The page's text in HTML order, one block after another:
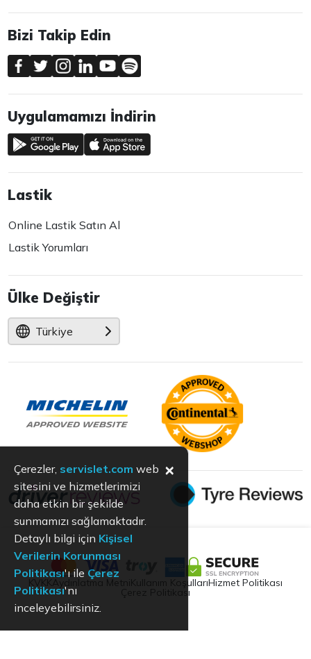
Bizi Takip Edin
Uygulamamızı İndirin
Lastik
Online Lastik Satın Al
Lastik Yorumları
Ülke Değiştir
Türkiye
Aydınlatma Metni Kullanım KoşullarıHizmet Politikası
Çerez Politikası
Çerezler, servislet.com web
sitesini ve hizmetlerimizi
daha etkin bir şekilde
sunmamızı sağlamaktadır.
Detaylı bilgi için Kişisel
Verilerin Korunması
Politikası'ı ile Çerez
Politikası'nı
inceleyebilirsiniz.
×